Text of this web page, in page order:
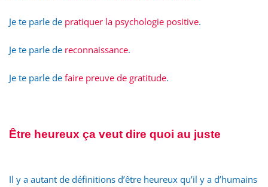
Je te parle de pratiquer la psychologie positive.
Je te parle de reconnaissance.
Je te parle de faire preuve de gratitude.
Être heureux ça veut dire quoi au juste
Il y a autant de définitions d’être heureux qu’il y a d’humains